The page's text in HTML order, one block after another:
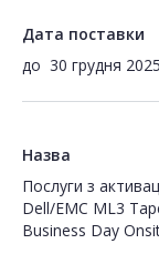
Дата поставки
до 30 грудня 2025
Назва
Послуги з
Dell/EMC ML3
Business Day